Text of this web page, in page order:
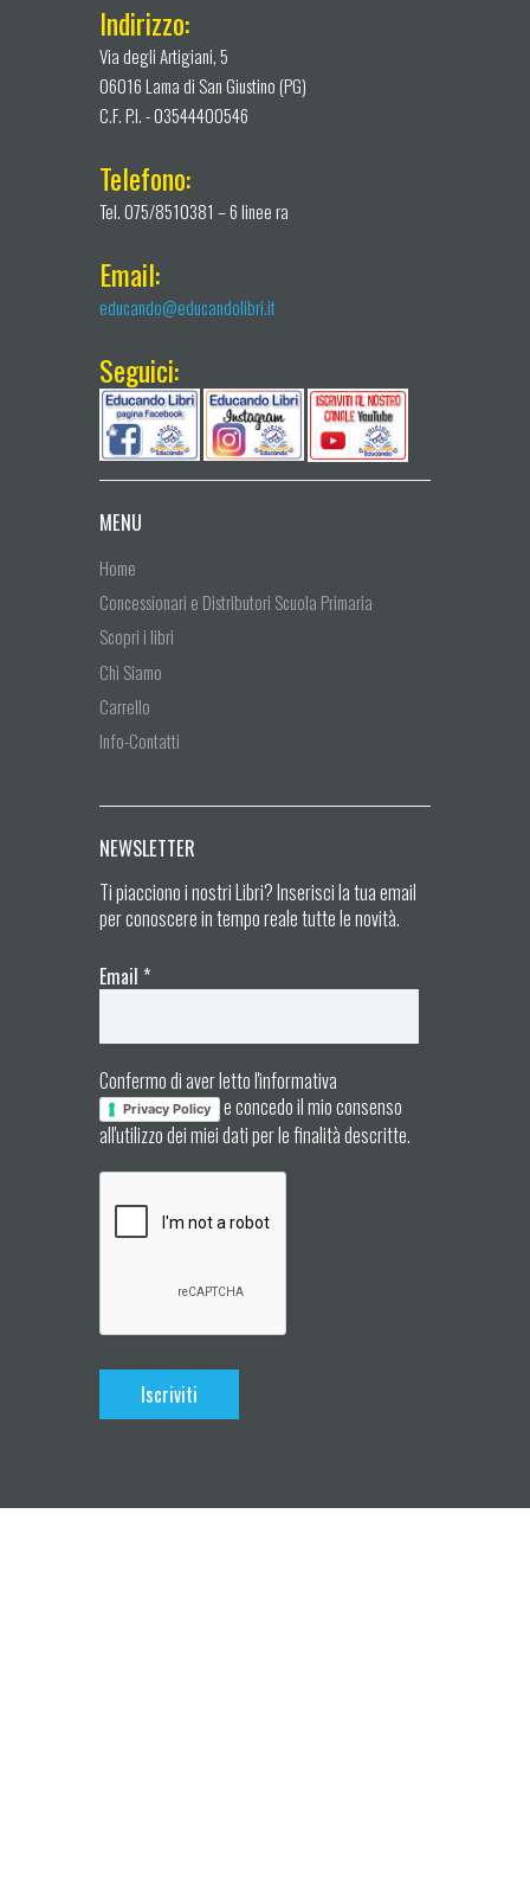
Indirizzo:
Via degli Artigiani, 5
06016 Lama di San Giustino (PG)
C.F. P.I. - 03544400546
Telefono:
Tel. 075/8510381 – 6 linee ra
Email:
educando@educandolibri.it
Seguici:
MENU
Home
Concessionari e Distributori Scuola Primaria
Scopri i libri
Chi Siamo
Carrello
Info-Contatti
NEWSLETTER
Ti piacciono i nostri Libri? Inserisci la tua email
per conoscere in tempo reale tutte le novità.
Email *
Confermo di aver letto l'informativa
Privacy Policy
e concedo il mio consenso
all'utilizzo dei miei dati per le finalità descritte.